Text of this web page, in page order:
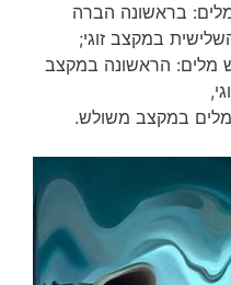
בראשונה הברה
במקצב זוגי;
מלים: הראשונה במקצב
במקצב משולש.